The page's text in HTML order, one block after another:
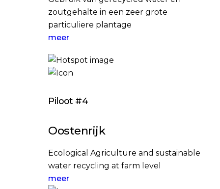
zoutgehalte in een zeer grote
particuliere plantage
meer
Piloot #4
Oostenrijk
Ecological Agriculture and sustainable
water recycling at farm level
meer